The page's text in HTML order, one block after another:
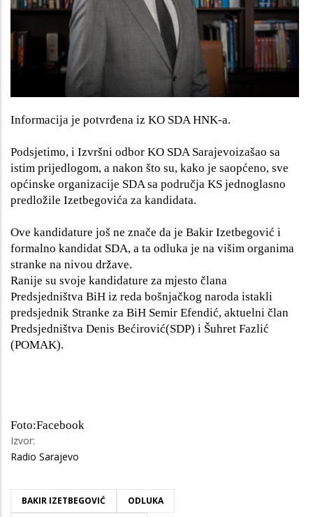
Informacija je potvrđena iz KO SDA HNK-a.
Podsjetimo, i Izvršni odbor KO SDA Sarajevoizašao sa
istim prijedlogom, a nakon što su, kako je saopćeno, sve
općinske organizacije SDA sa područja KS jednoglasno
predložile Izetbegovića za kandidata.
Ove kandidature još ne znače da je Bakir Izetbegović i
formalno kandidat SDA, a ta odluka je na višim organima
stranke na nivou države.
Ranije su svoje kandidature za mjesto člana
Predsjedništva BiH iz reda bošnjačkog naroda istakli
predsjednik Stranke za BiH Semir Efendić, aktuelni član
Predsjedništva Denis Bećirović(SDP) i Šuhret Fazlić
(POMAK).
Foto:Facebook
Izvor:
Radio Sarajevo
BAKIR IZETBEGOVIĆ ODLUKA